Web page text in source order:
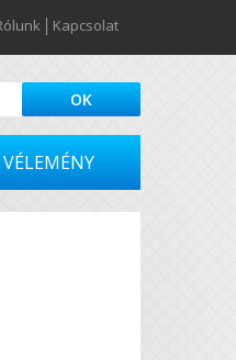
Kapcsolat
VÉLEMÉNY